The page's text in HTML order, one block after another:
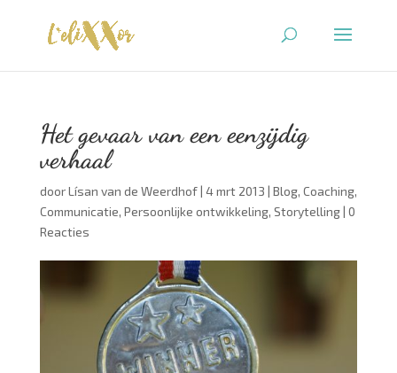
Het gevaar van een eenzijdig
verhaal
doorLísan van de Weerdhof| 4 mrt 2013 | Blog, Coaching,
Communicatie, Persoonlijke ontwikkeling, Storytelling| 0
Reacties